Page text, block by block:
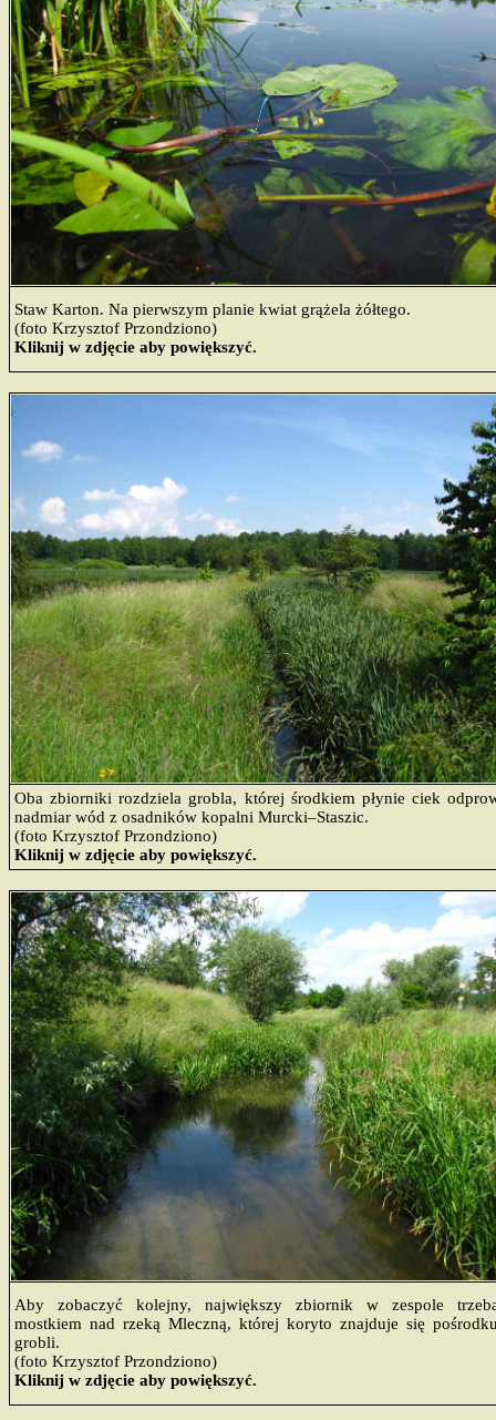
Staw Karton. Na pierwszym planie kwiat grążela żółtego.
(foto Krzysztof Przondziono)
Kliknij w zdjęcie aby powiększyć.
Oba zbiorniki rozdziela grobla, której środkiem płynie ciek
nadmiar wód z osadników kopalni Murcki–Staszic.
(foto Krzysztof Przondziono)
Kliknij w zdjęcie aby powiększyć.
Aby zobaczyć kolejny, największy zbiornik w zespole
mostkiem nad rzeką Mleczną, której koryto znajduje się
grobli.
(foto Krzysztof Przondziono)
Kliknij w zdjęcie aby powiększyć.